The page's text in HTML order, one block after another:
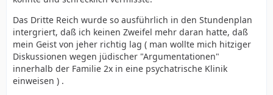
Das Dritte Reich wurde so ausführlich in den Stundenplan
intergriert, daß ich keinen Zweifel mehr daran hatte, daß
mein Geist von jeher richtig lag ( man wollte mich hitziger
Diskussionen wegen jüdischer "Argumentationen"
innerhalb der Familie 2x in eine psychatrische Klinik
einweisen ) .